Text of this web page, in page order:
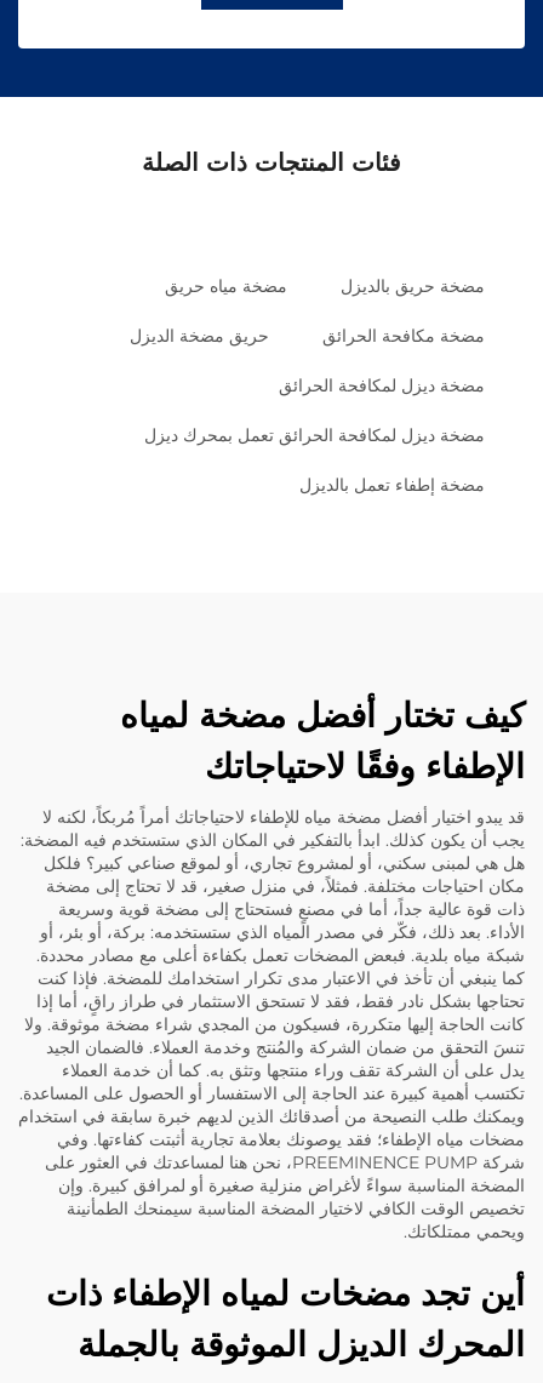
فئات المنتجات ذات الصلة
مضخة حريق بالديزل مضخة مياه حريق
مضخة مكافحة الحرائق حريق مضخة الديزل
مضخة ديزل لمكافحة الحرائق
مضخة ديزل لمكافحة الحرائق تعمل بمحرك ديزل
مضخة إطفاء تعمل بالديزل
كيف تختار أفضل مضخة لمياه
الإطفاء وفقًا لاحتياجاتك
قد يبدو اختيار أفضل مضخة مياه للإطفاء لاحتياجاتك أمراً مُربكاً، لكنه لا
يجب أن يكون كذلك. ابدأ بالتفكير في المكان الذي ستستخدم فيه المضخة:
هل هي لمبنى سكني، أو لمشروع تجاري، أو لموقع صناعي كبير؟ فلكل
مكان احتياجات مختلفة. فمثلاً، في منزل صغير، قد لا تحتاج إلى مضخة
ذات قوة عالية جداً، أما في مصنعٍ فستحتاج إلى مضخة قوية وسريعة
الأداء. بعد ذلك، فكّر في مصدر المياه الذي ستستخدمه: بركة، أو بئر، أو
شبكة مياه بلدية. فبعض المضخات تعمل بكفاءة أعلى مع مصادر محددة.
كما ينبغي أن تأخذ في الاعتبار مدى تكرار استخدامك للمضخة. فإذا كنت
تحتاجها بشكل نادر فقط، فقد لا تستحق الاستثمار في طراز راقٍ، أما إذا
كانت الحاجة إليها متكررة، فسيكون من المجدي شراء مضخة موثوقة. ولا
تنسَ التحقق من ضمان الشركة والمُنتج وخدمة العملاء. فالضمان الجيد
يدل على أن الشركة تقف وراء منتجها وتثق به. كما أن خدمة العملاء
تكتسب أهمية كبيرة عند الحاجة إلى الاستفسار أو الحصول على المساعدة.
ويمكنك طلب النصيحة من أصدقائك الذين لديهم خبرة سابقة في استخدام
مضخات مياه الإطفاء؛ فقد يوصونك بعلامة تجارية أثبتت كفاءتها. وفي
شركة PREEMINENCE PUMP، نحن هنا لمساعدتك في العثور على
المضخة المناسبة سواءً لأغراض منزلية صغيرة أو لمرافق كبيرة. وإن
تخصيص الوقت الكافي لاختيار المضخة المناسبة سيمنحك الطمأنينة
ويحمي ممتلكاتك.
أين تجد مضخات لمياه الإطفاء ذات
المحرك الديزل الموثوقة بالجملة